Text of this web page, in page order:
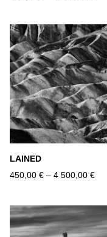
LAINED
450,00 € – 4 500,00 €